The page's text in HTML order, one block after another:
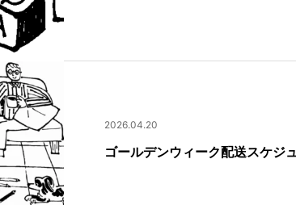
2026.04.20
ゴールデンウィーク配送スケジ